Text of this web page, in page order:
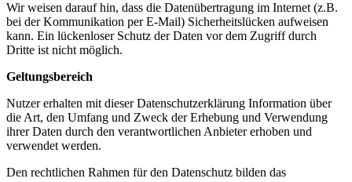
Wir weisen darauf hin, dass die Datenübertragung im Internet (z.B.
bei der Kommunikation per E-Mail) Sicherheitslücken aufweisen
kann. Ein lückenloser Schutz der Daten vor dem Zugriff durch
Dritte ist nicht möglich.
Geltungsbereich
Nutzer erhalten mit dieser Datenschutzerklärung Information über
die Art, den Umfang und Zweck der Erhebung und Verwendung
ihrer Daten durch den verantwortlichen Anbieter erhoben und
verwendet werden.
Den rechtlichen Rahmen für den Datenschutz bilden das